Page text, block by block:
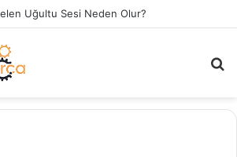
Uğultu Sesi Neden Olur?
...